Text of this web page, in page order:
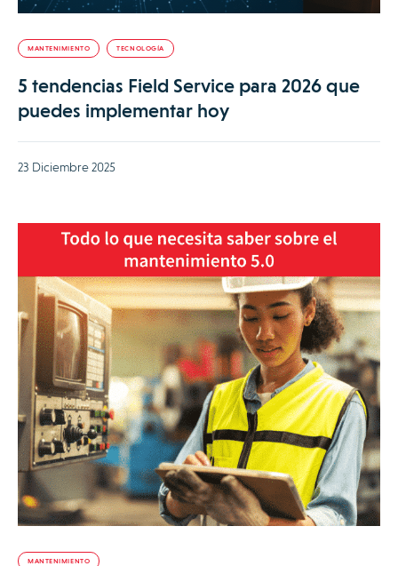
MANTENIMIENTO TECNOLOGÍA
5 tendencias Field Service para 2026 que
puedes implementar hoy
23 Diciembre 2025
MANTENIMIENTO